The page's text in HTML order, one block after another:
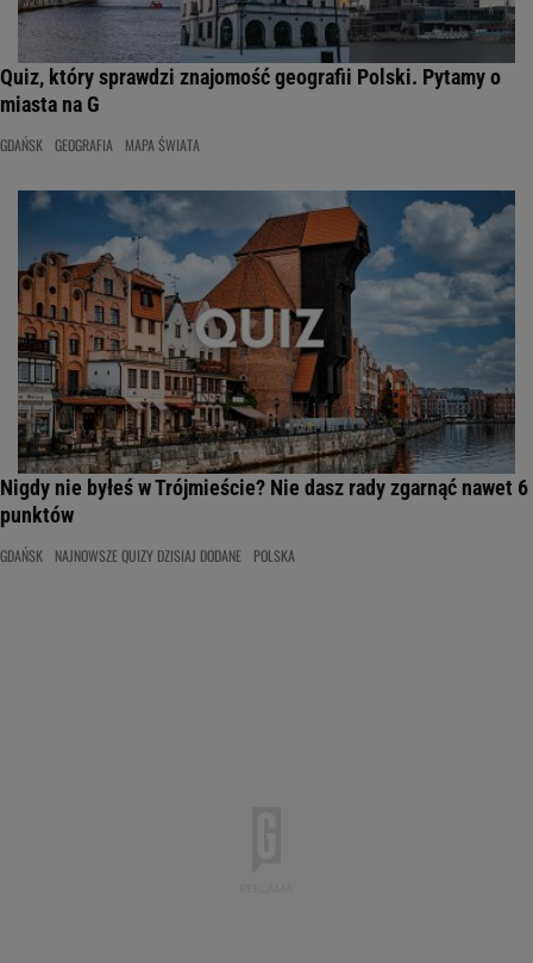
Quiz, który sprawdzi znajomość geografii Polski. Pytamy o
miasta na G
GDAŃSK GEOGRAFIA MAPA ŚWIATA
Nigdy nie byłeś w Trójmieście? Nie dasz rady zgarnąć nawet 6
punktów
GDAŃSK NAJNOWSZE QUIZY DZISIAJ DODANE POLSKA